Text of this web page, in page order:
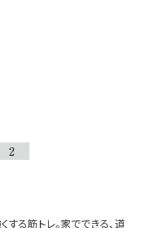
2
する筋トレ。家でできる、道